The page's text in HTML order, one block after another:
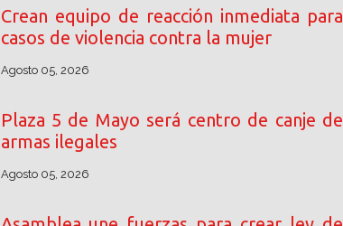
Crean equipo de reacción inmediata para
casos de violencia contra la mujer
Agosto 05, 2026
Plaza 5 de Mayo será centro de canje de
armas ilegales
Agosto 05, 2026